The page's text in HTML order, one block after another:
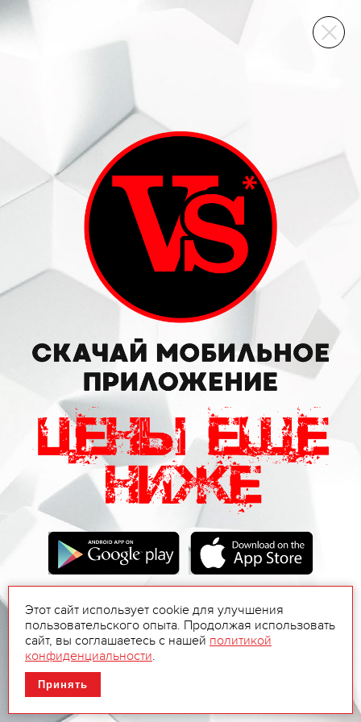
ВИННЫЙ СКЛАД
Этот сайт использует cookie для улучшения
пользовательского опыта. Продолжая использовать
сайт, вы соглашаетесь с нашей политикой
конфиденциальности.
Принять